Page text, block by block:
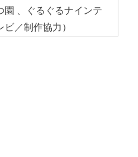
園 、ぐるぐるナインテ
／制作協力）